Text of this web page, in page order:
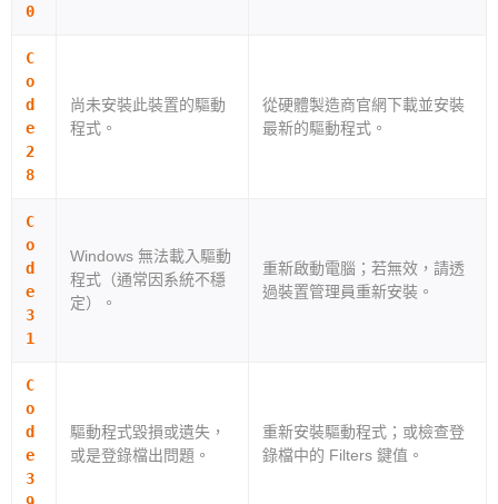
0
C
o
d
e
2
8
尚未安裝此裝置的驅動
程式。
從硬體製造商官網下載並安裝
最新的驅動程式。
C
o
d
e
3
1
Windows 無法載入驅動
程式（通常因系統不穩
定）。
重新啟動電腦；若無效，請透
過裝置管理員重新安裝。
C
o
d
e
3
驅動程式毀損或遺失，
或是登錄檔出問題。
重新安裝驅動程式；或檢查登
錄檔中的 Filters 鍵值。